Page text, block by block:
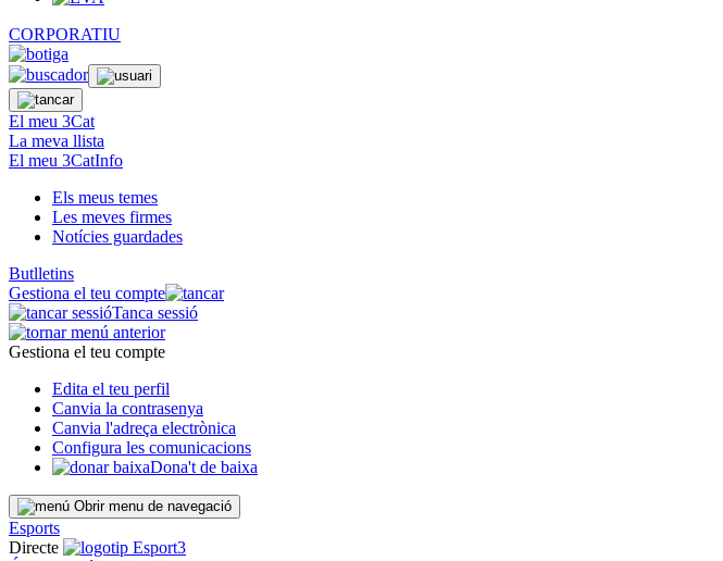
CORPORATIU
El meu 3Cat
La meva llista
El meu 3CatInfo
Els meus temes
Les meves firmes
Notícies guardades
Butlletins
Gestiona el teu compte
Tanca sessió
Gestiona el teu compte
Edita el teu perfil
Canvia la contrasenya
Canvia l'adreça electrònica
Configura les comunicacions
Dona't de baixa
Obrir menu de navegació
Esports
Directe